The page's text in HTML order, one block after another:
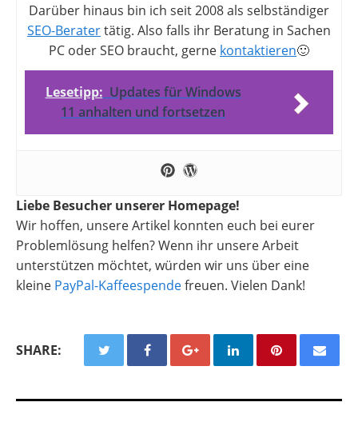
Darüber hinaus bin ich seit 2008 als selbständiger
SEO-Beratertätig. Also falls ihr Beratung in Sachen
PC oder SEO braucht, gerne kontaktieren🙂
Lesetipp: Updates für Windows
11 anhalten und fortsetzen
Liebe Besucher unserer Homepage!
Wir hoffen, unsere Artikel konnten euch bei eurer
Problemlösung helfen? Wenn ihr unsere Arbeit
unterstützen möchtet, würden wir uns über eine
kleine PayPal-Kaffeespendefreuen. Vielen Dank!
SHARE: